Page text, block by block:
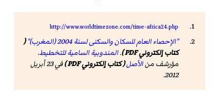
http://www.worldtimezone.com/time-africa24.php
"الإحصاء العام للسكان والسكنى لسنة 2004 (المغرب)"
(
كتاب إلكتروني PDF )
.المندوبية السامية للتخطيط.
مؤرشف منالأصل( كتاب إلكتروني PDF )
في 23 أبريل
2012.